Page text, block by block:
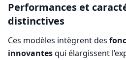
Performances et
distinctives
Ces modèles intègrent des
innovantesqui élargissent